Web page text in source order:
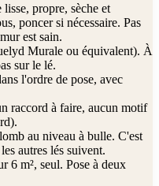
lisse, propre, sèche et
poncer si nécessaire. Pas
est sain.
Murale ou équivalent). À
sur le lé.
l'ordre de pose, avec
raccord à faire, aucun motif
au niveau à bulle. C'est
autres lés suivent.
6 m², seul. Pose à deux